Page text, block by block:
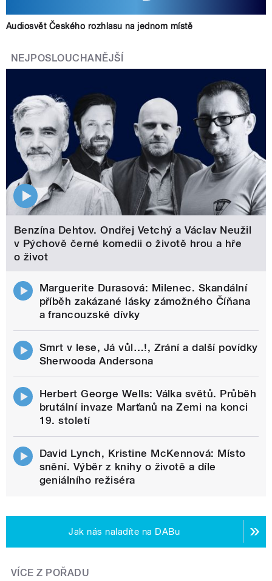
Audiosvět Českého rozhlasu na jednom místě
NEJPOSLOUCHANĚJŠÍ
Benzína Dehtov. Ondřej Vetchý a Václav Neužil
v Pýchově černé komedii o životě hrou a hře
o život
Marguerite Durasová: Milenec. Skandální
příběh zakázané lásky zámožného Číňana
a francouzské dívky
Smrt v lese, Já vůl…!, Zrání a další povídky
Sherwooda Andersona
Herbert George Wells: Válka světů. Průběh
brutální invaze Marťanů na Zemi na konci
19. století
David Lynch, Kristine McKennová: Místo
snění. Výběr z knihy o životě a díle
geniálního režiséra
Jak nás naladíte na DABu
VÍCE Z POŘADU